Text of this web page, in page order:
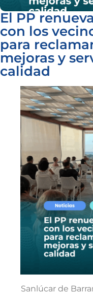
El PP
con los
para
mejoras y
calidad
Sanlúcar de